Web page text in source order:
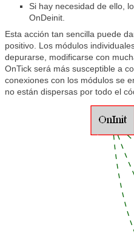
Si hay necesidad de ello,
OnDeinit.
Esta acción tan sencilla puede
positivo. Los módulos
depurarse, modificarse con
OnTick será más susceptible a
conexiones con los módulos se
no están dispersas por todo el